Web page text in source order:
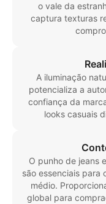
o vale da
captura texturas
A iluminação
potencializa a
confiança da
looks casuais
O punho de jeans
são essenciais
médio.
global para